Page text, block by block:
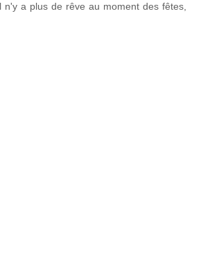
a plus de rêve au moment des fêtes,